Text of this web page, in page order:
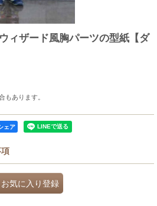
ィザード風胸パーツの型紙【ダ
もあります。
ェア
お気に入り登録